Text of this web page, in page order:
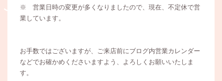
※ 営業日時の変更が多くなりましたので、現在、不定休で営
業しています。
お手数ではございますが、ご来店前にブログ内営業カレンダー
などでお確かめくださいますよう、よろしくお願いいたしま
す。